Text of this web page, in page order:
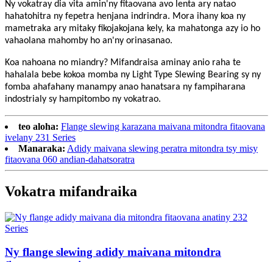
Ny vokatray dia vita amin'ny fitaovana avo lenta ary natao
hahatohitra ny fepetra henjana indrindra. Mora ihany koa ny
mametraka ary mitaky fikojakojana kely, ka mahatonga azy io ho
vahaolana mahomby ho an'ny orinasanao.
Koa nahoana no miandry? Mifandraisa aminay anio raha te
hahalala bebe kokoa momba ny Light Type Slewing Bearing sy ny
fomba ahafahany manampy anao hanatsara ny fampiharana
indostrialy sy hampitombo ny vokatrao.
teo aloha: Flange slewing karazana maivana mitondra fitaovana
ivelany 231 Series
Manaraka: Adidy maivana slewing peratra mitondra tsy misy
fitaovana 060 andian-dahatsoratra
Vokatra mifandraika
Ny flange slewing adidy maivana mitondra